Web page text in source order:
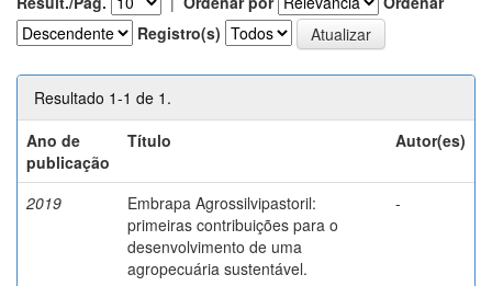
Registro(s)
Resultado 1-1 de 1.
Ano de
publicação
Título Autor(es)
2019
Embrapa Agrossilvipastoril:
primeiras contribuições para o
desenvolvimento de uma
agropecuária sustentável.
-